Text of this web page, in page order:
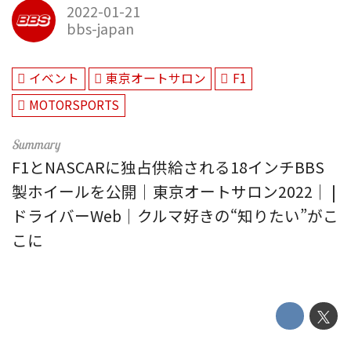
2022-01-21
bbs-japan
イベント 東京オートサロン
F1
MOTORSPORTS
F1とNASCARに独占供給される18インチBBS
製ホイールを公開｜東京オートサロン2022｜ |
ドライバーWeb｜クルマ好きの“知りたい”がこ
こに